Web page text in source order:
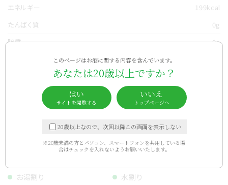
エネルギー
199kcal
たんぱく質
0g
脂質
0g
純アルコール量
お勧めの飲み方
お湯割り
水割り
このページはお酒に関する内容を含んでいます。
あなたは20歳以上ですか？
はい
サイトを閲覧する
いいえ
トップページへ
20歳以上なので、次回以降この画面を表示しない
※20歳未満の方とパソコン、スマートフォンを共用している場
合はチェックを入れないようお願いいたします。